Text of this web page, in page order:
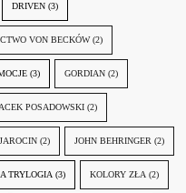
DRIVEN (3)
VON BECKÓW (2)
(3) GORDIAN (2)
POSADOWSKI (2)
JAROCIN (2) JOHN BEHRINGER (2)
TRYLOGIA (3) KOLORY ZŁA (2)